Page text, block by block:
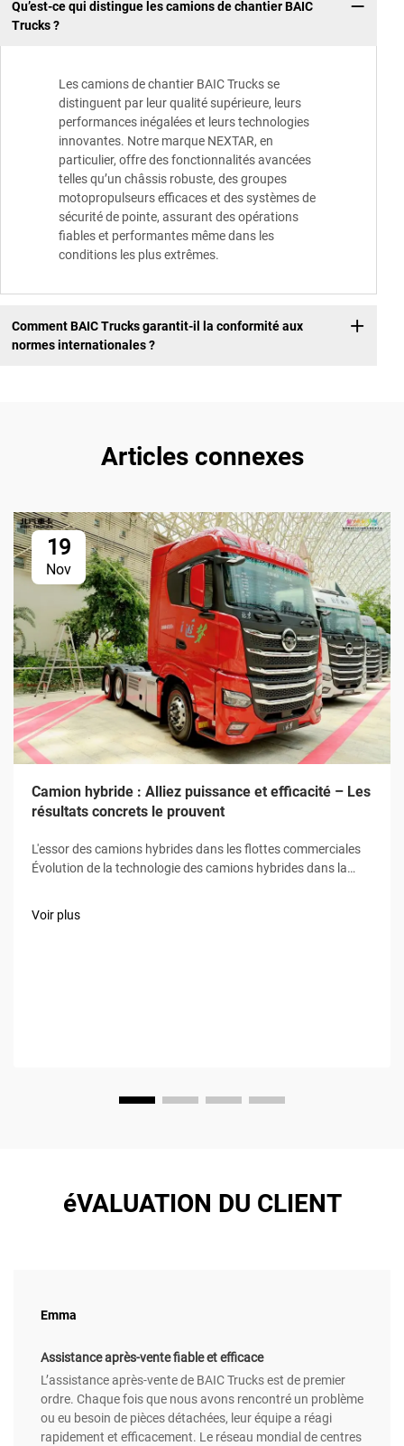
Qu’est-ce qui distingue les camions de chantier BAIC
Trucks ?
Les camions de chantier BAIC Trucks se
distinguent par leur qualité supérieure, leurs
performances inégalées et leurs technologies
innovantes. Notre marque NEXTAR, en
particulier, offre des fonctionnalités avancées
telles qu’un châssis robuste, des groupes
motopropulseurs efficaces et des systèmes de
sécurité de pointe, assurant des opérations
fiables et performantes même dans les
conditions les plus extrêmes.
Comment BAIC Trucks garantit-il la conformité aux
normes internationales ?
Articles connexes
19
Nov
Camion hybride : Alliez puissance et efficacité – Les
résultats concrets le prouvent
L'essor des camions hybrides dans les flottes commerciales
Évolution de la technologie des camions hybrides dans la
Ils sont devenus des chevaux de trait pour de nombreuses
Voir plus
éVALUATION DU CLIENT
Emma
Assistance après-vente fiable et efficace
L’assistance après-vente de BAIC Trucks est de premier
ordre. Chaque fois que nous avons rencontré un problème
ou eu besoin de pièces détachées, leur équipe a réagi
rapidement et efficacement. Le réseau mondial de centres